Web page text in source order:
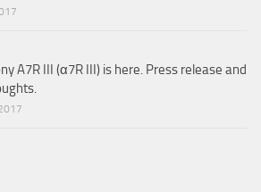
A7R III (α7R III) is here. Press release and